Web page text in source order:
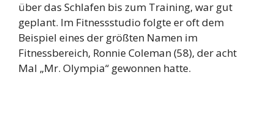
über das Schlafen bis zum Training, war gut
geplant. Im Fitnessstudio folgte er oft dem
Beispiel eines der größten Namen im
Fitnessbereich, Ronnie Coleman (58), der acht
Mal „Mr. Olympia“ gewonnen hatte.